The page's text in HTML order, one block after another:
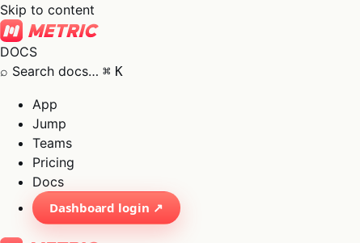
Skip to content
DOCS
⌕ Search docs… ⌘ K
App
Jump
Teams
Pricing
Docs
Dashboard login ↗